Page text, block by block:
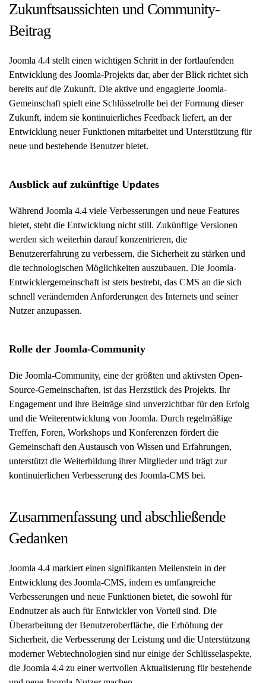
Zukunftsaussichten und Community-
Beitrag
Joomla 4.4 stellt einen wichtigen Schritt in der fortlaufenden
Entwicklung des Joomla-Projekts dar, aber der Blick richtet sich
bereits auf die Zukunft. Die aktive und engagierte Joomla-
Gemeinschaft spielt eine Schlüsselrolle bei der Formung dieser
Zukunft, indem sie kontinuierliches Feedback liefert, an der
Entwicklung neuer Funktionen mitarbeitet und Unterstützung für
neue und bestehende Benutzer bietet.
Ausblick auf zukünftige Updates
Während Joomla 4.4 viele Verbesserungen und neue Features
bietet, steht die Entwicklung nicht still. Zukünftige Versionen
werden sich weiterhin darauf konzentrieren, die
Benutzererfahrung zu verbessern, die Sicherheit zu stärken und
die technologischen Möglichkeiten auszubauen. Die Joomla-
Entwicklergemeinschaft ist stets bestrebt, das CMS an die sich
schnell verändernden Anforderungen des Internets und seiner
Nutzer anzupassen.
Rolle der Joomla-Community
Die Joomla-Community, eine der größten und aktivsten Open-
Source-Gemeinschaften, ist das Herzstück des Projekts. Ihr
Engagement und ihre Beiträge sind unverzichtbar für den Erfolg
und die Weiterentwicklung von Joomla. Durch regelmäßige
Treffen, Foren, Workshops und Konferenzen fördert die
Gemeinschaft den Austausch von Wissen und Erfahrungen,
unterstützt die Weiterbildung ihrer Mitglieder und trägt zur
kontinuierlichen Verbesserung des Joomla-CMS bei.
Zusammenfassung und abschließende
Gedanken
Joomla 4.4 markiert einen signifikanten Meilenstein in der
Entwicklung des Joomla-CMS, indem es umfangreiche
Verbesserungen und neue Funktionen bietet, die sowohl für
Endnutzer als auch für Entwickler von Vorteil sind. Die
Überarbeitung der Benutzeroberfläche, die Erhöhung der
Sicherheit, die Verbesserung der Leistung und die Unterstützung
moderner Webtechnologien sind nur einige der Schlüsselaspekte,
die Joomla 4.4 zu einer wertvollen Aktualisierung für bestehende